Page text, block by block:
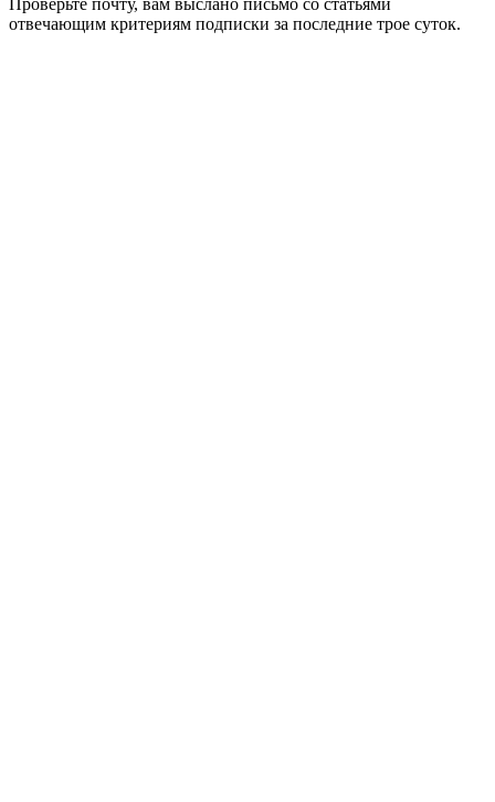
Проверьте почту, вам выслано письмо со статьями
отвечающим критериям подписки за последние трое суток.